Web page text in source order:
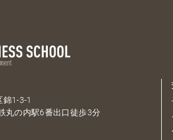
1-3-1
丸の内駅6番出口徒歩3分